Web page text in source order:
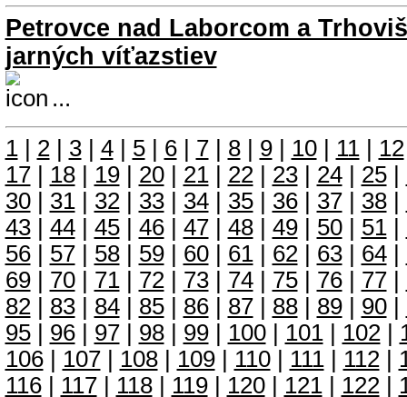
Petrovce nad Laborcom a
jarných víťazstiev
...
1| 2| 3| 4| 5| 6| 7| 8| 9| 10| 11| 12
17| 18| 19| 20| 21| 22| 23| 24| 25|
30| 31| 32| 33| 34| 35| 36| 37| 38|
43| 44| 45| 46| 47| 48| 49| 50| 51|
56| 57| 58| 59| 60| 61| 62| 63| 64|
69| 70| 71| 72| 73| 74| 75| 76| 77|
82| 83| 84| 85| 86| 87| 88| 89| 90|
95| 96| 97| 98| 99| 100| 101| 102|
106| 107| 108| 109| 110| 111| 112|
116| 117| 118| 119| 120| 121| 122|